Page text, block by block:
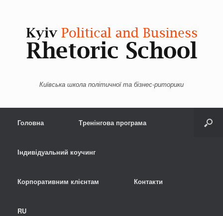
Київська школа політичної та бізнес-риторики
Головна
Тренінгова програма
Індивідуальний коучинг
Корпоративним клієнтам Контакти
RU